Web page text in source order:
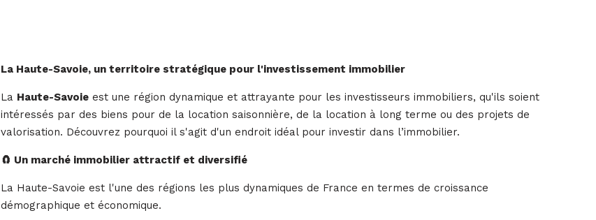
La Haute-Savoie, un territoire stratégique pour l'investissement immobilier
La Haute-Savoie est une région dynamique et attrayante pour les investisseurs immobiliers, qu'ils soient
intéressés par des biens pour de la location saisonnière, de la location à long terme ou des projets de
valorisation. Découvrez pourquoi il s'agit d'un endroit idéal pour investir dans l’immobilier.
🧲 Un marché immobilier attractif et diversifié
La Haute-Savoie est l'une des régions les plus dynamiques de France en termes de croissance
démographique et économique.